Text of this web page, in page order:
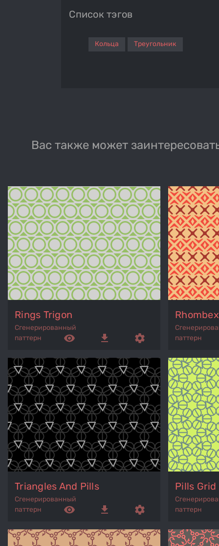
Список тэгов
Кольца Треугольник
Вас также может
Rings Trigon
Сгенерированный
паттерн
remove_red_eye get_app settings
паттерн
Triangles And Pills
Сгенерированный
паттерн
remove_red_eye get_app settings
Pills Grid
паттерн